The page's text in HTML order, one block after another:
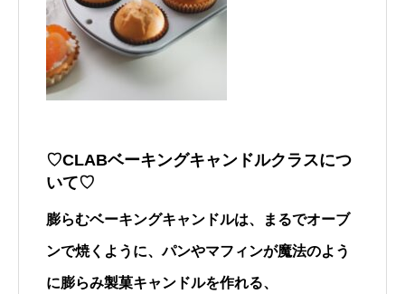
♡CLABベーキングキャンドルクラスにつ
いて♡
膨らむベーキングキャンドルは、まるでオーブ
ンで焼くように、パンやマフィンが魔法のよう
に膨らみ製菓キャンドルを作れる、